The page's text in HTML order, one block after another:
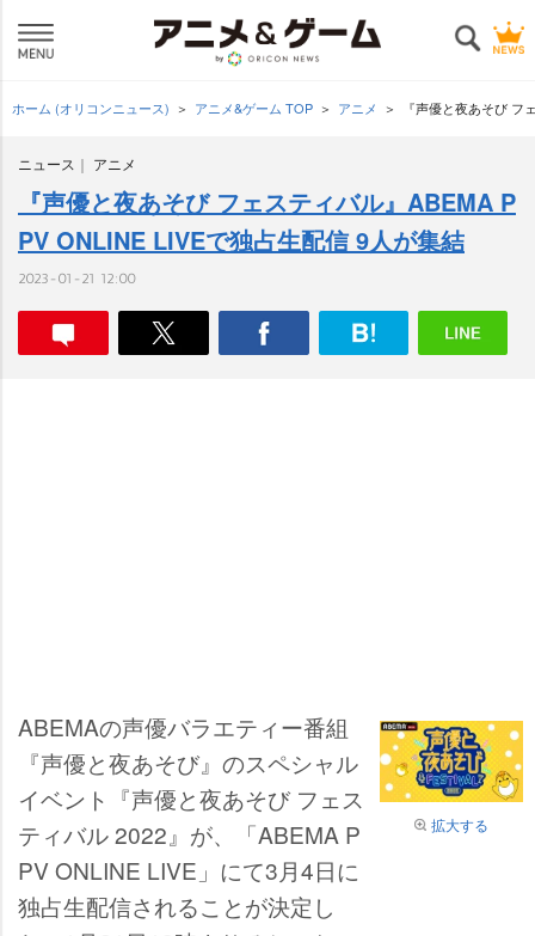
ホーム (オリコンニュース) アニメ&ゲーム TOP アニメ 『声優と夜あそび フ
ニュース アニメ
『声優と夜あそび フェスティバル』ABEMA P
PV ONLINE LIVEで独占生配信 9人が集結
2023-01-21 12:00
拡大する
ABEMAの声優バラエティー番組
『声優と夜あそび』のスペシャル
イベント『声優と夜あそび フェス
ティバル 2022』が、「ABEMA P
PV ONLINE LIVE」にて3月4日に
独占生配信されることが決定し